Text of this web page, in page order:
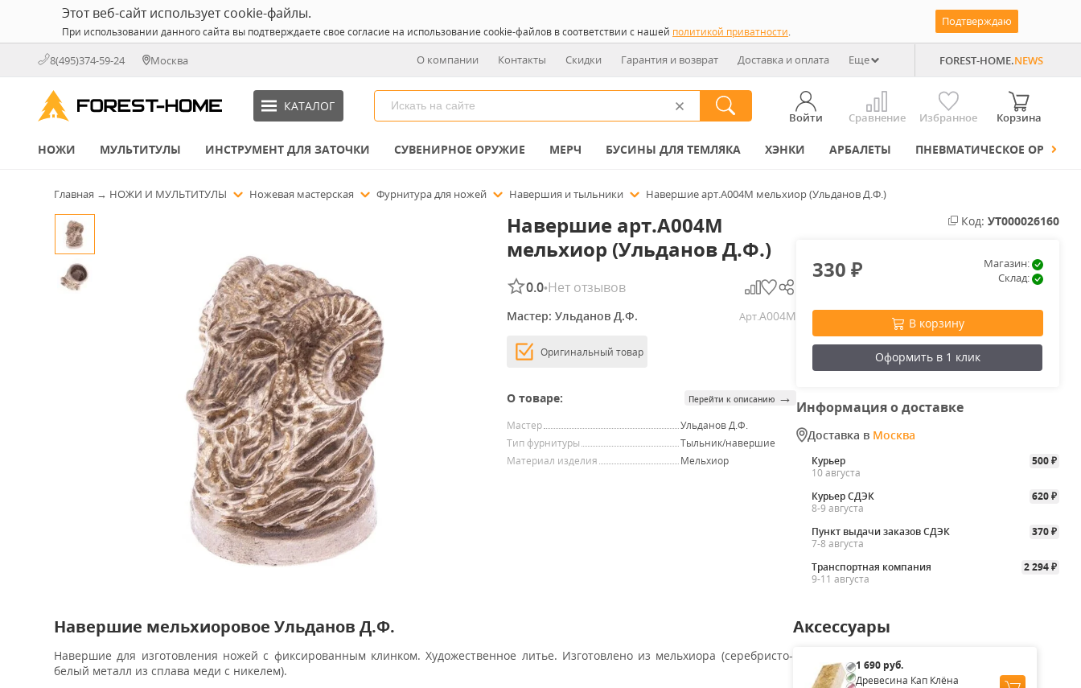
Этот веб-сайт использует cookie-файлы.
При использовании данного сайта вы подтверждаете свое согласие на использование cookie-файлов в соответствии с нашей политикой приватности.
Подтверждаю
8(495)374-59-24 Москва О компании Контакты Скидки Гарантия и возврат Доставка и оплата Еще FOREST-HOME.NEWS
КАТАЛОГ
Войти Сравнение Избранное Корзина
НОЖИ МУЛЬТИТУЛЫ ИНСТРУМЕНТ ДЛЯ ЗАТОЧКИ СУВЕНИРНОЕ ОРУЖИЕ МЕРЧ БУСИНЫ ДЛЯ ТЕМЛЯКА ХЭНКИ АРБАЛЕТЫ ПНЕВМАТИЧЕСКОЕ ОРУЖИЕ
Главная → НОЖИ И МУЛЬТИТУЛЫ Ножевая мастерская Фурнитура для ножей Навершия и тыльники Навершие арт.А004М мельхиор (Ульданов Д.Ф.)
Навершие арт.А004М
мельхиор (Ульданов Д.Ф.)
0.0•Нет отзывов
Мастер: Ульданов Д.Ф. Арт.А004М
Оригинальный товар
О товаре: Перейти к описанию →
Мастер
Ульданов Д.Ф.
Тип фурнитуры
Тыльник/навершие
Материал изделия
Мельхиор
Код: УТ000026160
330₽
Магазин:
Склад:
В корзину
Оформить в 1 клик
Информация о доставке
Доставка в Москва
Курьер 500 ₽
10 августа
Курьер СДЭК
620 ₽
8-9 августа
Пункт выдачи заказов СДЭК
370 ₽
7-8 августа
Транспортная компания
2 294 ₽
9-11 августа
Навершие мельхиоровое Ульданов Д.Ф.
Навершие для изготовления ножей с фиксированным клинком. Художественное литье. Изготовлено из мельхиора (серебристо-
белый металл из сплава меди с никелем).
Аксессуары
1 690 руб.
Древесина Кап Клёна